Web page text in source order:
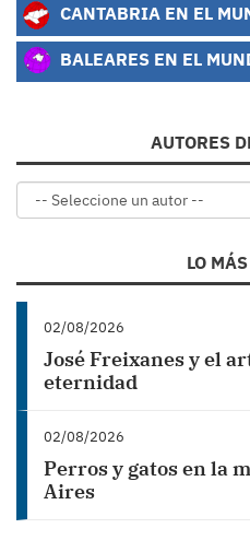
CANTABRIA EN EL
BALEARES EN EL
AUTORES
LO
02/08/2026
José Freixanes y el
eternidad
02/08/2026
Perros y gatos en la
Aires